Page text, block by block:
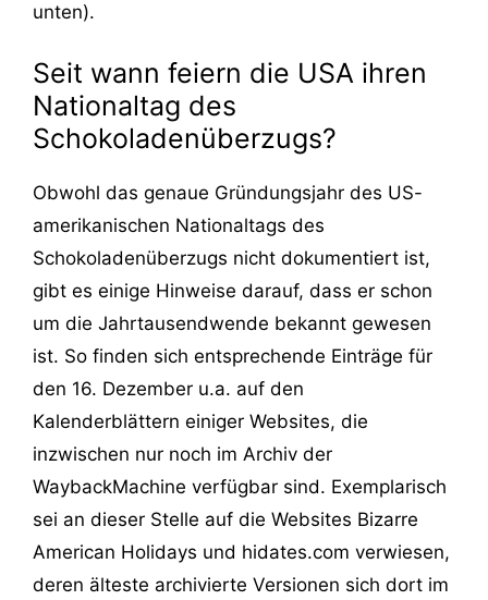
unten).
Seit wann feiern die USA ihren
Nationaltag des
Schokoladenüberzugs?
Obwohl das genaue Gründungsjahr des US-
amerikanischen Nationaltags des
Schokoladenüberzugs nicht dokumentiert ist,
gibt es einige Hinweise darauf, dass er schon
um die Jahrtausendwende bekannt gewesen
ist. So finden sich entsprechende Einträge für
den 16. Dezember u.a. auf den
Kalenderblättern einiger Websites, die
inzwischen nur noch im Archiv der
WaybackMachine verfügbar sind. Exemplarisch
sei an dieser Stelle auf die Websites Bizarre
American Holidays und hidates.com verwiesen,
deren älteste archivierte Versionen sich dort im